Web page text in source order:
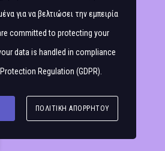
για να βελτιώσει την εμπειρία
committed to protecting your
data is handled in compliance
Regulation (GDPR)
ΠΟΛΙΤΙΚΉ ΑΠΟΡΡΉΤΟΥ